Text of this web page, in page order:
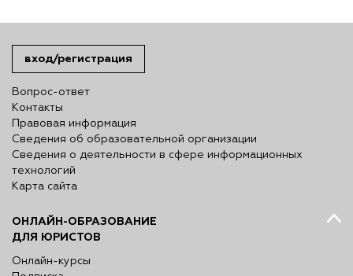
вход/регистрация
Вопрос-ответ
Контакты
Правовая информация
Сведения об образовательной организации
Сведения о деятельности в сфере информационных
технологий
Карта сайта
ОНЛАЙН-ОБРАЗОВАНИЕ
ДЛЯ ЮРИСТОВ
Онлайн-курсы